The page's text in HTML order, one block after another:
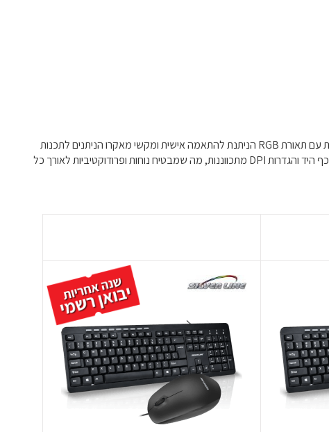
גלו את המגוון האולטימטיבי של מקלדות ועכברים למשחקים ועבודה, שפרו את הביצועים והנוחות שלכם. האוסף שלנו כולל מקלדות מכאניות מתקדמות עם תאורת RGB הניתנת להתאמה אישית ומקשי מאקרו הניתנים לתכנות
המושלמים עבור גיימרים המחפשים דיוק ומהירות. עבור אנשי מקצוע, המקלדות והעכברים הארגונומיים שלנו מציעים לחיצות שקטות, משענות לשורש כף היד והגדרות DPI מתכווננות, מה שמבטיח נוחות ופרודוקטיביות לאורך כל